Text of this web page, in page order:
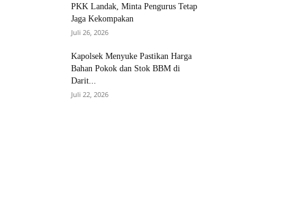
PKK Landak, Minta Pengurus Tetap
Jaga Kekompakan
Juli 26, 2026
Kapolsek Menyuke Pastikan Harga
Bahan Pokok dan Stok BBM di
Darit...
Juli 22, 2026